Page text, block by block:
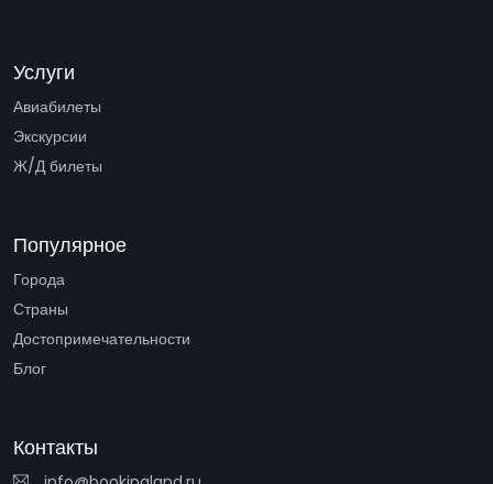
Услуги
Авиабилеты
Экскурсии
Ж/Д билеты
Популярное
Города
Страны
Достопримечательности
Блог
Контакты